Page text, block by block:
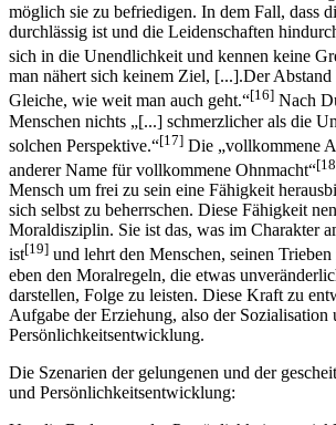
möglich sie zu befriedigen. In dem Fall, dass
durchlässig ist und die Leidenschaften
sich in die Unendlichkeit und kennen keine
man nähert sich keinem Ziel, [...].Der
Gleiche, wie weit man auch geht.“[16] Nach
Menschen nichts „[...] schmerzlicher als die
solchen Perspektive.“[17] Die „vollkommene
anderer Name für vollkommene Ohnmacht“
Mensch um frei zu sein eine Fähigkeit
sich selbst zu beherrschen. Diese Fähigkeit
Moraldisziplin. Sie ist das, was im Charakter
ist[19] und lehrt den Menschen, seinen
eben den Moralregeln, die etwas
darstellen, Folge zu leisten. Diese Kraft zu
Aufgabe der Erziehung, also der Sozialisation
Persönlichkeitsentwicklung.
Die Szenarien der gelungenen und der
und Persönlichkeitsentwicklung: